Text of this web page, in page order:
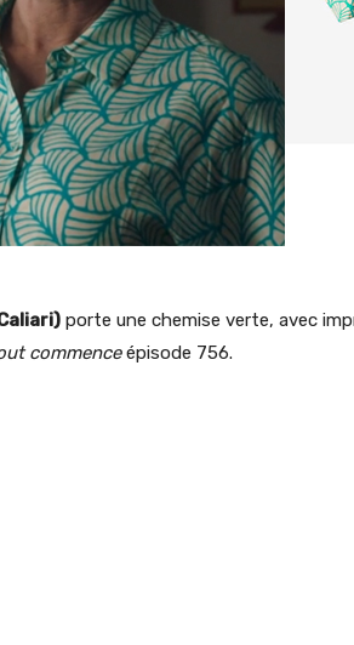
porte une chemise verte, avec
commenceépisode 756.